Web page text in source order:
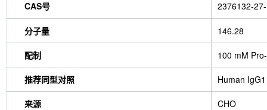
CAS号 2376132-
分子量 146.28
配制 100 mM
推荐同型对照 Human IgG1
来源 CHO